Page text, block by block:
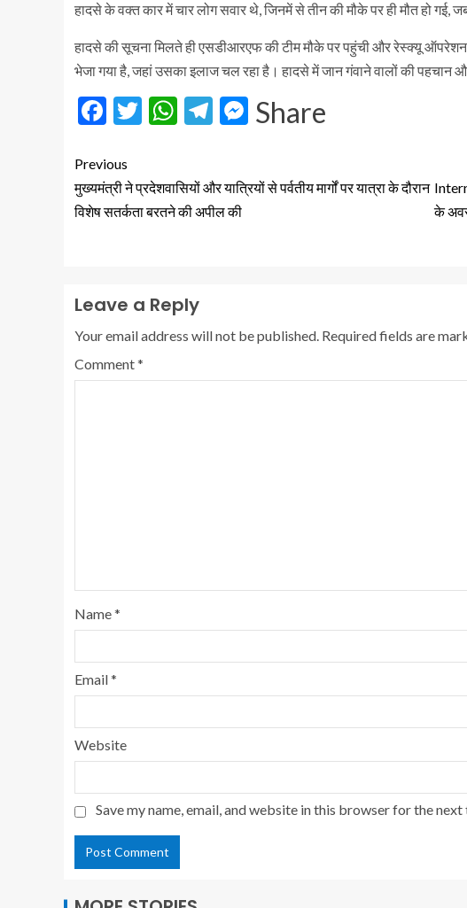
हादसे के वक्त कार में चार लोग सवार थे, जिनमें से तीन की मौके पर ही मौत हो गई,
हादसे की सूचना मिलते ही एसडीआरएफ की टीम मौके पर पहुंची और रेस्क्यू
भेजा गया है, जहां उसका इलाज चल रहा है। हादसे में जान गंवाने वालों की पहचान
Facebook
Twitter
WhatsApp
Telegram
Messenger
Share
Previous
मुख्यमंत्री ने प्रदेशवासियों और यात्रियों से पर्वतीय मार्गों पर यात्रा के दौरान
विशेष सतर्कता बरतने की अपील की
के
Leave a Reply
Your email address will not be published. Required fields are
Comment*
Name*
Email*
Website
Save my name, email, and website in this browser for the